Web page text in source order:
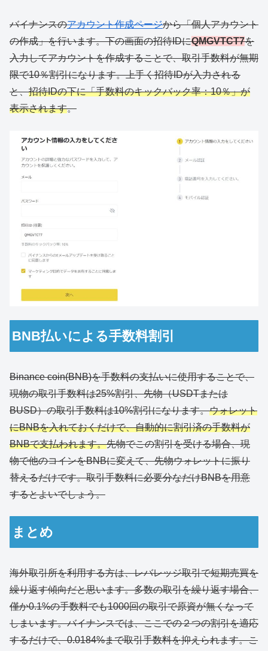
バイナンスのアカウント作成ページから「個人アカウント
の作成」を行います。下の画面の招待IDにQMGVTCT7を
入力してアカウントを作成することで、取引手数料が無期
限で10％割引になります。上手く招待IDが入力される
と、招待IDの下に「手数料のキックバック率：10％」が
表示されます。
BNB払いによる手数料割引
Binance coin(BNB)を手数料の支払いに使用することで、
現物の取引手数料は25%割引、先物（USDTまたは
BUSD）の取引手数料は10%割引になります。ウォレット
にBNBを入れておくだけで、自動的に割引済の手数料が
BNBで支払われます。先物でこの割引を受ける場合、現
物で他のコインをBNBに変えて、先物ウォレットに振り
替えるだけです。取引手数料に必要分なだけBNBを用意
するとよいでしょう。
まとめ
海外取引所を利用する方は、レバレッジ取引で短期売買を
繰り返す傾向だと思います。多数の取引を繰り返す場合、
僅か0.1%の手数料でも1000回の取引で原資が無くなって
しまいます。バイナンスでは、ここでの２つの割引を適応
するだけで、0.0184%まで取引手数料を抑えられます。こ